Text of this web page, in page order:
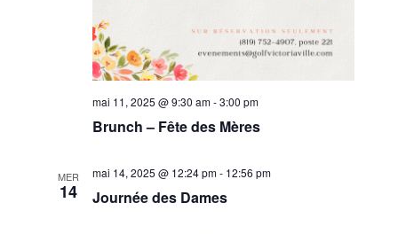
Brunch – Fête des Mères
mai 11, 2025 @ 9:30 am-3:00 pm
MER
14 Journée des Dames
mai 14, 2025 @ 12:24 pm- 12:56 pm